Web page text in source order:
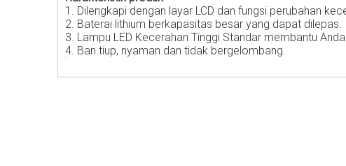
1. Dilengkapi dengan layar LCD dan fungsi perubahan
2. Baterai lithium berkapasitas besar yang dapat dilepas.
3. Lampu LED Kecerahan Tinggi Standar membantu
4. Ban tiup, nyaman dan tidak bergelombang.